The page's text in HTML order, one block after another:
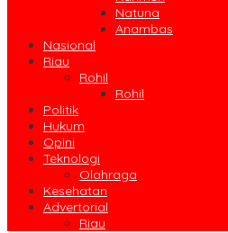
Natuna
Anambas
Nasional
Riau
Rohil
Rohil
Politik
Hukum
Opini
Teknologi
Olahraga
Kesehatan
Advertorial
Riau